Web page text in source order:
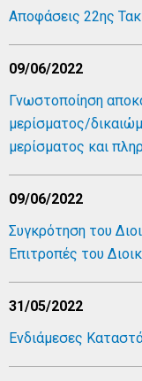
Αποφάσεις 22ης
09/06/2022
Γνωστοποίηση
μερίσματος/
μερίσματος και
09/06/2022
Συγκρότηση του
Επιτροπές του
31/05/2022
Ενδιάμεσες